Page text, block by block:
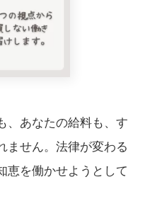
、あなたの給料も、す
ません。法律が変わる
恵を働かせようとして